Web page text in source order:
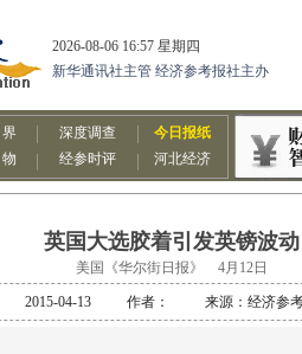
英国大选胶着引发英镑波动
美国《华尔街日报》 4月12日
2015-04-13 作者： 来源：经济参